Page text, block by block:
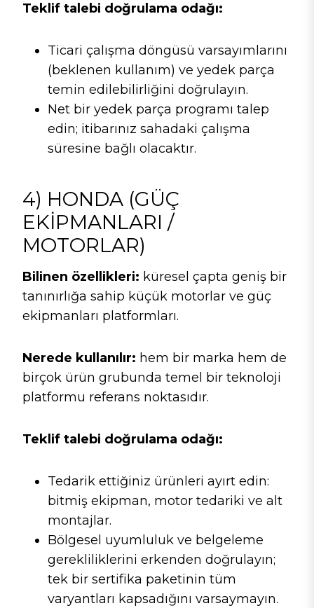
Teklif talebi doğrulama odağı:
Ticari çalışma döngüsü varsayımlarını
(beklenen kullanım) ve yedek parça
temin edilebilirliğini doğrulayın.
Net bir yedek parça programı talep
edin; itibarınız sahadaki çalışma
süresine bağlı olacaktır.
4) HONDA (GÜÇ
EKIPMANLARI /
MOTORLAR)
Bilinen özellikleri: küresel çapta geniş bir
tanınırlığa sahip küçük motorlar ve güç
ekipmanları platformları.
Nerede kullanılır: hem bir marka hem de
birçok ürün grubunda temel bir teknoloji
platformu referans noktasıdır.
Teklif talebi doğrulama odağı:
Tedarik ettiğiniz ürünleri ayırt edin:
bitmiş ekipman, motor tedariki ve alt
montajlar.
Bölgesel uyumluluk ve belgeleme
gerekliliklerini erkenden doğrulayın;
tek bir sertifika paketinin tüm
varyantları kapsadığını varsaymayın.